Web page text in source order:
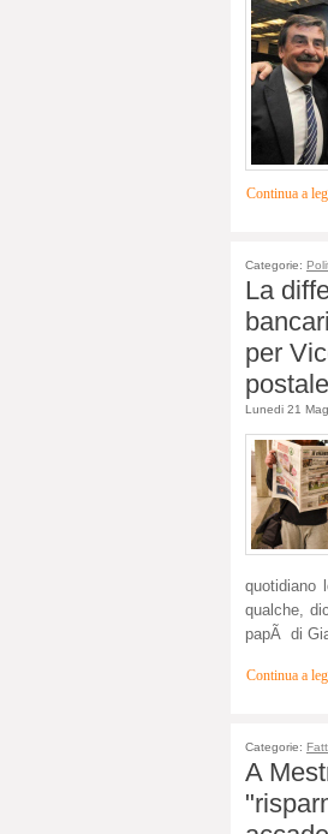
Continua a
Categorie:
La
per
postale
Lunedi 21
quotidiano
qualche,
papÃ di
Continua a
Categorie:
A